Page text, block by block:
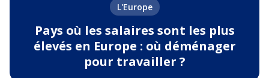
L'Europe
Pays où les salaires sont les plus
élevés en Europe : où déménager
pour travailler ?